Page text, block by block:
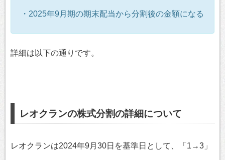
・2025年9月期の期末配当から分割後の金額になる
詳細は以下の通りです。
レオクランの株式分割の詳細について
レオクランは2024年9月30日を基準日として、「1→3」